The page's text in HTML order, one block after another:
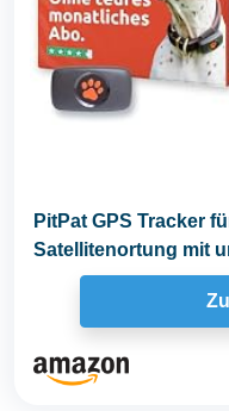
PitPat GPS Tracker
Satellitenortung mit